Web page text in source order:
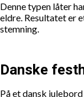
Denne typen låter
eldre. Resultatet er
stemning.
Danske
På et dansk